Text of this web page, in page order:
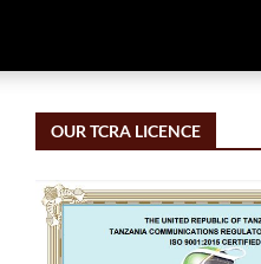
OUR TCRA LICENCE